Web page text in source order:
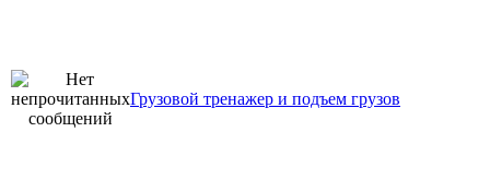
Грузовой тренажер и подъем грузов